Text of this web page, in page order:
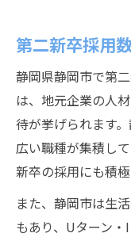
安定志向な
第二新卒
静岡市で
安定企業
第二新卒
第二新卒
第二新卒転
第二新卒
第二新卒採用
静岡県静岡市で第
は、地元企業の人
待が挙げられます
広い職種が集積し
新卒の採用にも積
また、静岡市は生
もあり、Uターン